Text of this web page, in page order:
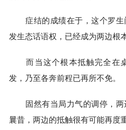
症结的成绩在于，这个罗生
发生态话语权，已经成为两边根
而当这个根本抵触完全在
发，乃至各奔前程已再所不免。
固然有当局力气的调停，两
曩昔，两边的抵触很有可能再度